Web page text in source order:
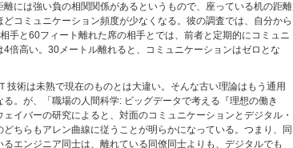
離には強い負の相関関係があるというもので、座っている机の距離
コミュニケーション頻度が少なくなる。彼の調査では、自分から
手と60フィート離れた席の相手とでは、前者と定期的にコミュニ
4倍高い。30メートル離れると、コミュニケーションはゼロとな
術は未熟で現在のものとは大違い。そんな古い理論はもう通用
る。が、「職場の人間科学: ビッグデータで考える『理想の働き
イバーの研究によると、対面のコミュニケーションとデジタル・
どちらもアレン曲線に従うことが明らかになっている。つまり、同
るエンジニア同士は、離れている同僚同士よりも、デジタルでも